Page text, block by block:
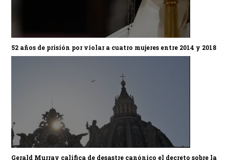
52 años de prisión por violar a cuatro mujeres entre 2014 y 2018
Gerald Murray califica de desastre canónico el decreto sobre la